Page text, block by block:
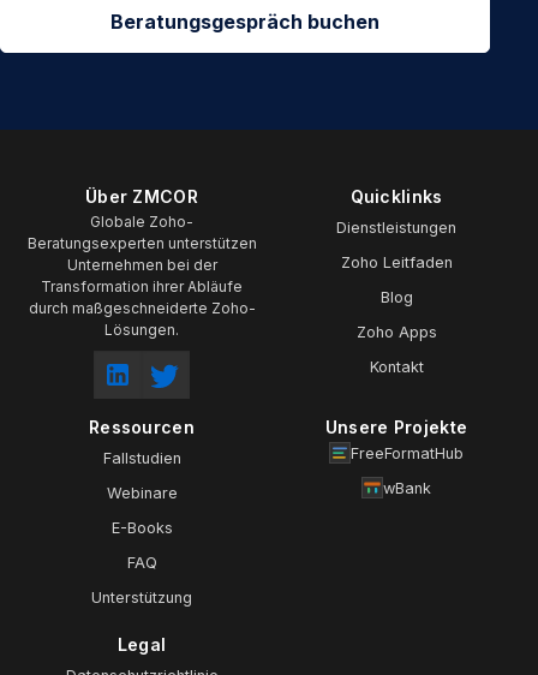
Beratungsgespräch buchen
Über ZMCOR
Globale Zoho-
Beratungsexperten unterstützen
Unternehmen bei der
Transformation ihrer Abläufe
durch maßgeschneiderte Zoho-
Lösungen.
Quicklinks
Dienstleistungen
Zoho Leitfaden
Blog
Zoho Apps
Kontakt
Ressourcen
Fallstudien
Webinare
E-Books
FAQ
Unterstützung
Unsere Projekte
FreeFormatHub
wBank
Legal